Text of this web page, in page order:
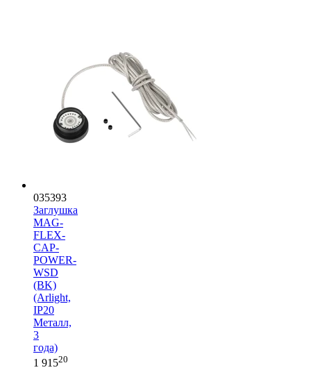
035393
Заглушка
MAG-
FLEX-
CAP-
POWER-
WSD
(BK)
(Arlight,
IP20
Металл,
3
года)
1 91520